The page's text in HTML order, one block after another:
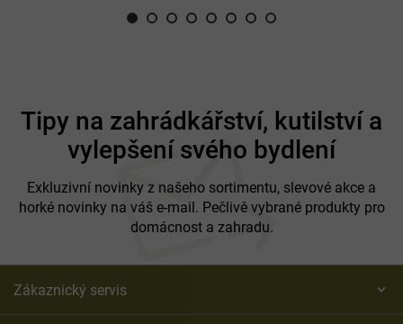
Tipy na zahrádkářství, kutilství a
vylepšení svého bydlení
Exkluzivní novinky z našeho sortimentu, slevové akce a
horké novinky na váš e-mail. Pečlivě vybrané produkty pro
domácnost a zahradu.
Zákaznický servis